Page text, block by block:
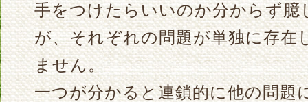
手をつけたらいいのか分からず
が、それぞれの問題が単独に存在
ません。
一つが分かると連鎖的に他の問題